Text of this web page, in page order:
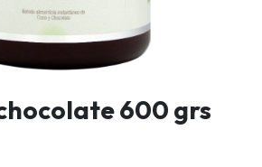
600 grs